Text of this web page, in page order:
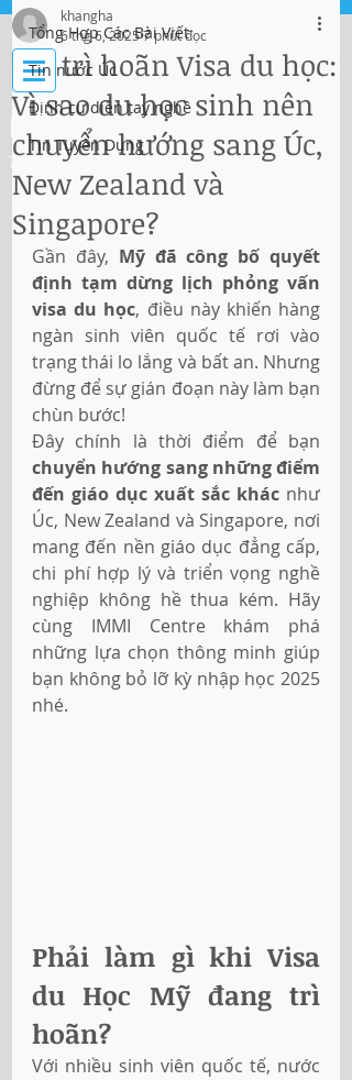
IMMI Centre
Tư vấn Di trú, Doanh Nghiệp và Du Học
Tổng Hợp Các Bài Viết
Tin nước Úc
Định cư diện tay nghề
Tin Tuyển Dụng
Mỹ trì hoãn Visa du học:
Vì sao du học sinh nên
chuyển hướng sang Úc,
New Zealand và
Singapore?
khangha
6 thg 6, 20257 phút đọc
Gần đây, Mỹ đã công bố quyết
định tạm dừng lịch phỏng vấn
visa du học, điều này khiến hàng
ngàn sinh viên quốc tế rơi vào
trạng thái lo lắng và bất an. Nhưng
đừng để sự gián đoạn này làm bạn
chùn bước!
chuyển hướng sang những điểm
đến giáo dục xuất sắc khác như
Úc, New Zealand và Singapore, nơi
mang đến nền giáo dục đẳng cấp,
chi phí hợp lý và triển vọng nghề
nghiệp không hề thua kém. Hãy
cùng IMMI Centre khám phá
những lựa chọn thông minh giúp
bạn không bỏ lỡ kỳ nhập học 2025
nhé.
Phải làm gì khi Visa
du Học Mỹ đang trì
hoãn?
Với nhiều sinh viên quốc tế, nước